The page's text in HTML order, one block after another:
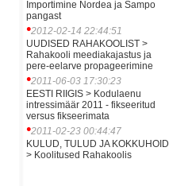
Importimine Nordea ja Sampo
pangast
•2012-02-14 22:44:51
UUDISED RAHAKOOLIST >
Rahakooli meediakajastus ja
pere-eelarve propageerimine
•2011-06-03 17:30:23
EESTI RIIGIS > Kodulaenu
intressimäär 2011 - fikseeritud
versus fikseerimata
•2011-02-23 00:44:47
KULUD, TULUD JA KOKKUHOID
> Koolitused Rahakoolis